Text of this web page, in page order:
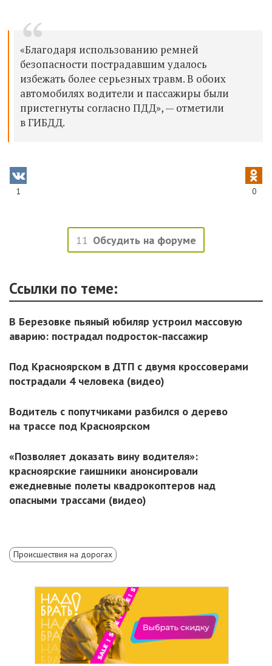
«Благодаря использованию ремней
безопасности пострадавшим удалось
избежать более серьезных травм. В обоих
автомобилях водители и пассажиры были
пристегнуты согласно ПДД», — отметили
в ГИБДД.
1 0
11 Обсудить на форуме
Ссылки по теме:
В Березовке пьяный юбиляр устроил массовую
аварию: пострадал подросток-пассажир
Под Красноярском в ДТП с двумя кроссоверами
пострадали 4 человека (видео)
Водитель с попутчиками разбился о дерево
на трассе под Красноярском
«Позволяет доказать вину водителя»:
красноярские гаишники анонсировали
ежедневные полеты квадрокоптеров над
опасными трассами (видео)
Происшествия на дорогах